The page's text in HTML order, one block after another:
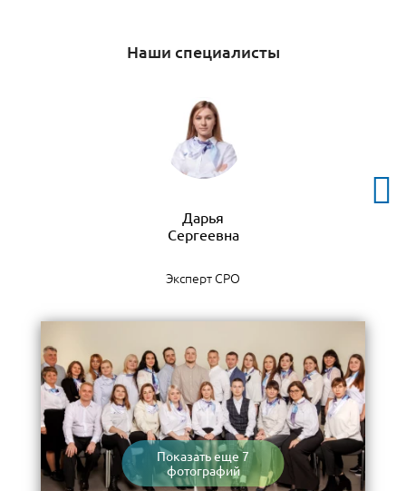
Наши специалисты
Дарья
Сергеевна
Эксперт СРО
Показать еще 7
фотографий